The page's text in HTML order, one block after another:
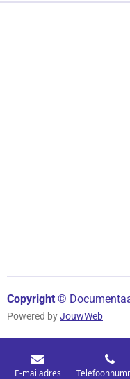
Copyright ©
Powered byJouwWeb
E-mailadres